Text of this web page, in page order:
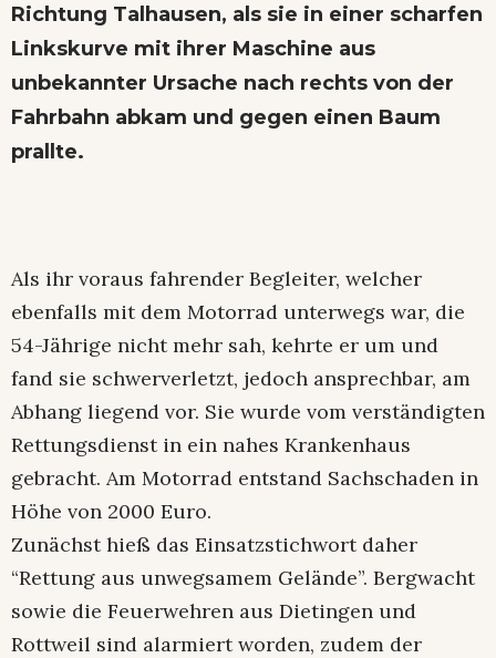
Richtung Talhausen, als sie in einer scharfen
Linkskurve mit ihrer Maschine aus
unbekannter Ursache nach rechts von der
Fahrbahn abkam und gegen einen Baum
prallte.
Als ihr voraus fahrender Begleiter, welcher
ebenfalls mit dem Motorrad unterwegs war, die
54-Jährige nicht mehr sah, kehrte er um und
fand sie schwerverletzt, jedoch ansprechbar, am
Abhang liegend vor. Sie wurde vom verständigten
Rettungsdienst in ein nahes Krankenhaus
gebracht. Am Motorrad entstand Sachschaden in
Höhe von 2000 Euro.
Zunächst hieß das Einsatzstichwort daher
“Rettung aus unwegsamem Gelände”. Bergwacht
sowie die Feuerwehren aus Dietingen und
Rottweil sind alarmiert worden, zudem der